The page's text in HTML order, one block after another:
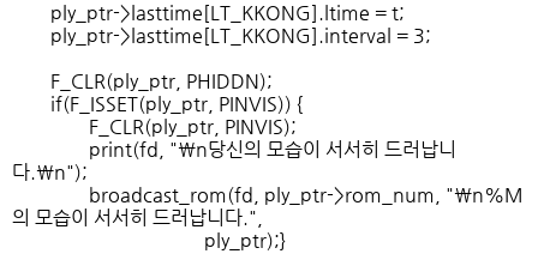
ply_ptr->lasttime[LT_KKONG].ltime = t;
ply_ptr->lasttime[LT_KKONG].interval = 3;
F_CLR(ply_ptr, PHIDDN);
if(F_ISSET(ply_ptr, PINVIS)) {
F_CLR(ply_ptr, PINVIS);
print(fd, "\n당신의 모습이 서서히 드러납니
다.\n");
broadcast_rom(fd, ply_ptr->rom_num, "\n%M
의 모습이 서서히 드러납니다.",
ply_ptr);}